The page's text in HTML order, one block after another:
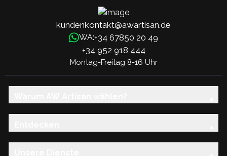
kundenkontakt@awartisan.de
WA:+34 67850 20 49
+34 952 918 444
Montag-Freitag 8-16 Uhr